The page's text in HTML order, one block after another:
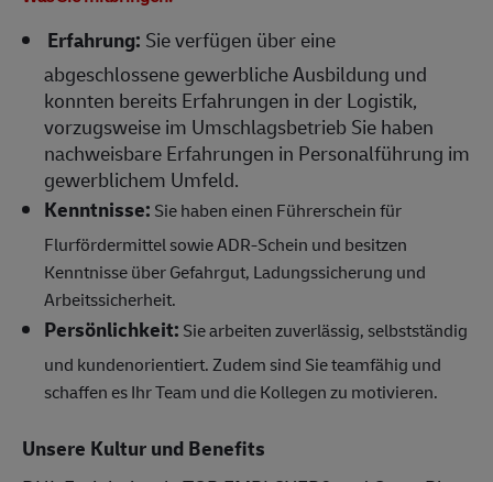
Erfahrung: Sie verfügen über eine
abgeschlossene gewerbliche Ausbildung und
konnten bereits Erfahrungen in der Logistik,
vorzugsweise im Umschlagsbetrieb Sie haben
nachweisbare Erfahrungen in Personalführung im
gewerblichem Umfeld.
Kenntnisse: Sie haben einen Führerschein für
Flurfördermittel sowie ADR-Schein und besitzen
Kenntnisse über Gefahrgut, Ladungssicherung und
Arbeitssicherheit.
Persönlichkeit: Sie arbeiten zuverlässig, selbstständig
und kundenorientiert. Zudem sind Sie teamfähig und
schaffen es Ihr Team und die Kollegen zu motivieren.
Unsere Kultur und Benefits